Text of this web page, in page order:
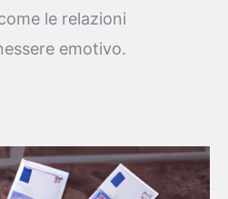
le relazioni
emotivo.